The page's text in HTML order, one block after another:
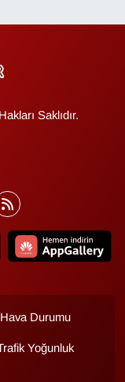
Saklıdır.
Durumu
Yoğunluk